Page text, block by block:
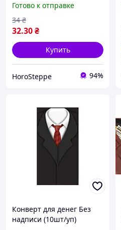
Готово к отправке
32.30₴
34 ₴
Купить
HoroSteppe 94%
Конверт для денег Без
надписи (10шт/уп)